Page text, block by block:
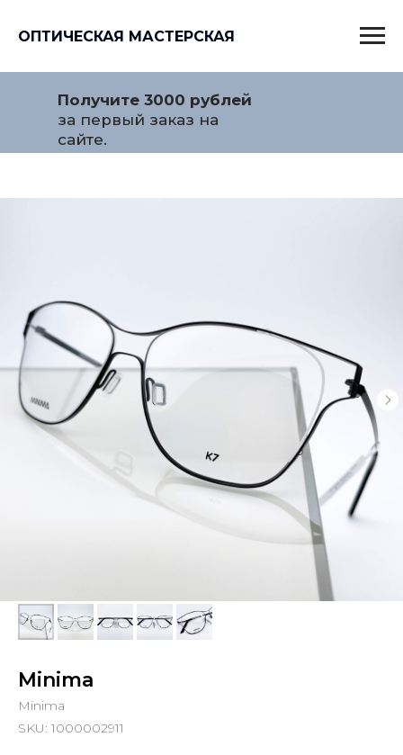
ОПТИЧЕСКАЯ МАСТЕРСКАЯ
Получите 3000 рублей
за первый заказ на
сайте.
Minima
Minima
SKU: 1000002911